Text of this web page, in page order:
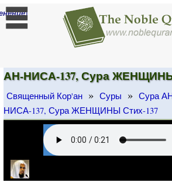
]
АН-НИСА-137, Сура ЖЕНЩИНЫ
Священный Кор'ан » Суры » Сура
НИСА-137, Сура ЖЕНЩИНЫ Стих-137